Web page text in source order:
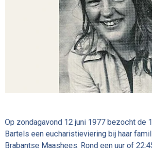
Op zondagavond 12 juni 1977 bezocht de
Bartels een eucharistieviering bij haar
Brabantse Maashees. Rond een uur of